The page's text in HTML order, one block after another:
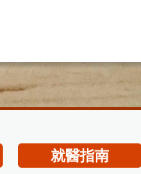
就醫指南